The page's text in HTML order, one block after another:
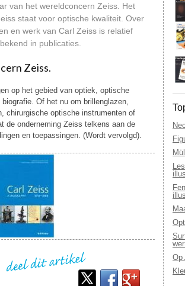
van het wereldconcern Zeiss. Het
staat voor optische kwaliteit. Over
en werk van Carl Zeiss is relatief
in publicaties.
Zeiss.
op het gebied van optiek, optische
Of het nu om brillenglazen,
chirurgische optische instrumenten of
de onderneming Zeiss telkens aan de
en toepassingen. (Wordt vervolgd).
Op